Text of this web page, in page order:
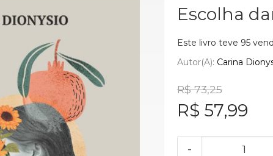
Escolha
Este livro teve 95
Autor(a): Carina
R$ 73,25
R$ 57,99
-